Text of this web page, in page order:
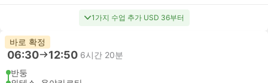
1가지 수업 추가 USD 36부터
바로 확정
06:30 12:50 6시간 20분
반둥